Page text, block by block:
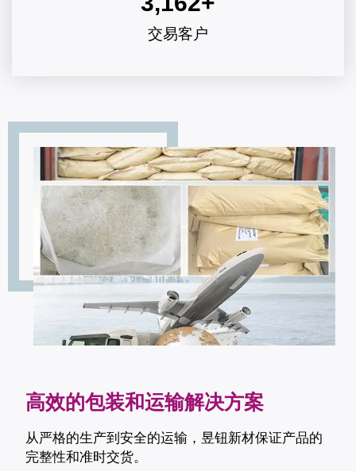
交易客户
高效的包装和运输解决方案
从严格的生产到安全的运输，昱钮新材保证产品的
完整性和准时交货。